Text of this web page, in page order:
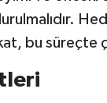
bu süreçte